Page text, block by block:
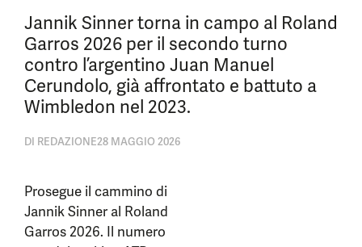
Jannik Sinner torna in campo al Roland
Garros 2026 per il secondo turno
contro l’argentino Juan Manuel
Cerundolo, già affrontato e battuto a
Wimbledon nel 2023.
DI REDAZIONE28 MAGGIO 2026
Prosegue il cammino di
Jannik Sinner al Roland
Garros 2026. Il numero